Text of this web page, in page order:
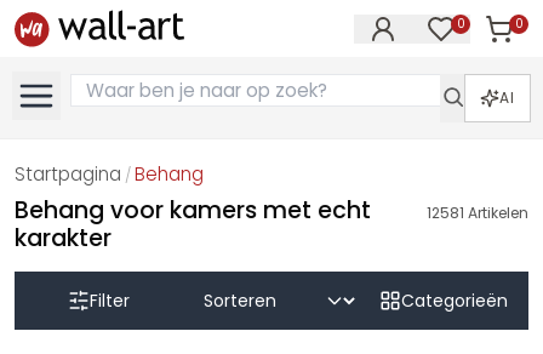
0 0
AI
Startpagina /Behang
Behang voor kamers met echt
karakter
12581 Artikelen
Filter Categorieën